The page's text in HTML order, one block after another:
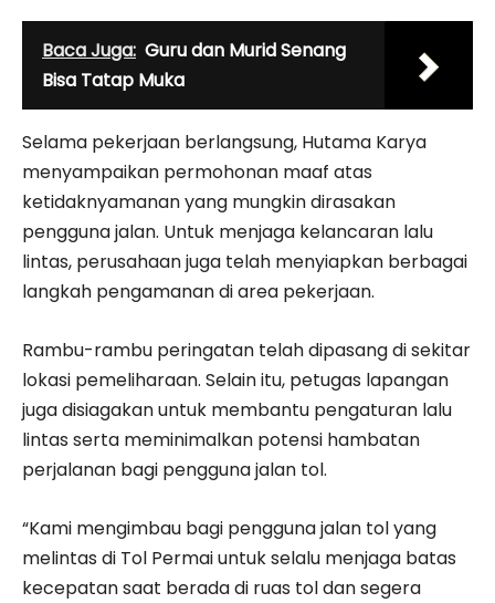
Baca Juga: Guru dan Murid Senang
Bisa Tatap Muka
Selama pekerjaan berlangsung, Hutama Karya
menyampaikan permohonan maaf atas
ketidaknyamanan yang mungkin dirasakan
pengguna jalan. Untuk menjaga kelancaran lalu
lintas, perusahaan juga telah menyiapkan berbagai
langkah pengamanan di area pekerjaan.
Rambu-rambu peringatan telah dipasang di sekitar
lokasi pemeliharaan. Selain itu, petugas lapangan
juga disiagakan untuk membantu pengaturan lalu
lintas serta meminimalkan potensi hambatan
perjalanan bagi pengguna jalan tol.
“Kami mengimbau bagi pengguna jalan tol yang
melintas di Tol Permai untuk selalu menjaga batas
kecepatan saat berada di ruas tol dan segera